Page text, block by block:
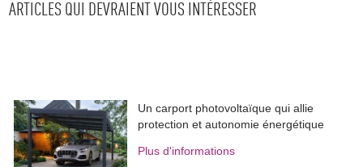
ARTICLES QUI DEVRAIENT VOUS INTÉRESSER
Un carport photovoltaïque qui allie
protection et autonomie énergétique
Plus d'informations